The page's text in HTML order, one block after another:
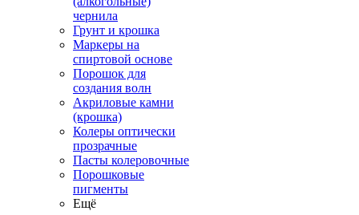
чернила
Грунт и крошка
Маркеры на
спиртовой основе
Порошок для
создания волн
Акриловые камни
(крошка)
Колеры оптически
прозрачные
Пасты колеровочные
Порошковые
пигменты
Ещё